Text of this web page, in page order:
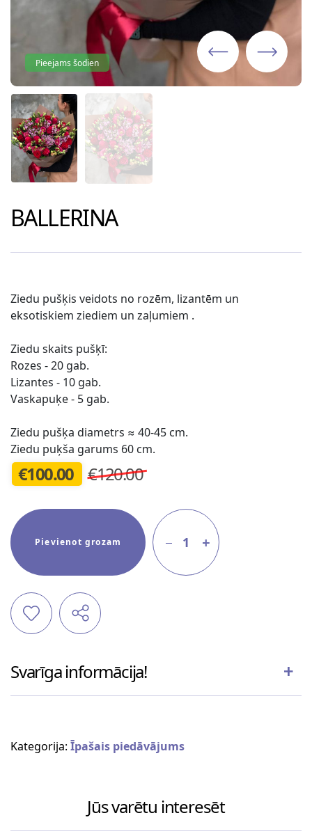
Pieejams šodien
BALLERINA
Ziedu pušķis veidots no rozēm, lizantēm un
eksotiskiem ziediem un zaļumiem .
Ziedu skaits pušķī:
Rozes - 20 gab.
Lizantes - 10 gab.
Vaskapuķe - 5 gab.
Ziedu pušķa diametrs ≈ 40-45 cm.
Ziedu puķša garums 60 cm.
€100.00 €120.00
Pievienot grozam 1
Svarīga informācija!
Kategorija: Īpašais piedāvājums
Jūs varētu interesēt